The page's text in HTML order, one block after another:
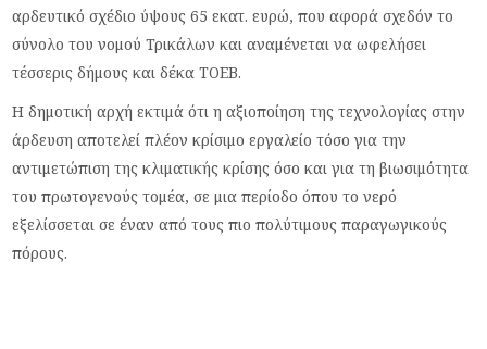
αρδευτικό σχέδιο ύψους 65 εκατ. ευρώ, που αφορά σχεδόν το
σύνολο του νομού Τρικάλων και αναμένεται να ωφελήσει
τέσσερις δήμους και δέκα ΤΟΕΒ.
Η δημοτική αρχή εκτιμά ότι η αξιοποίηση της τεχνολογίας στην
άρδευση αποτελεί πλέον κρίσιμο εργαλείο τόσο για την
αντιμετώπιση της κλιματικής κρίσης όσο και για τη βιωσιμότητα
του πρωτογενούς τομέα, σε μια περίοδο όπου το νερό
εξελίσσεται σε έναν από τους πιο πολύτιμους παραγωγικούς
πόρους.